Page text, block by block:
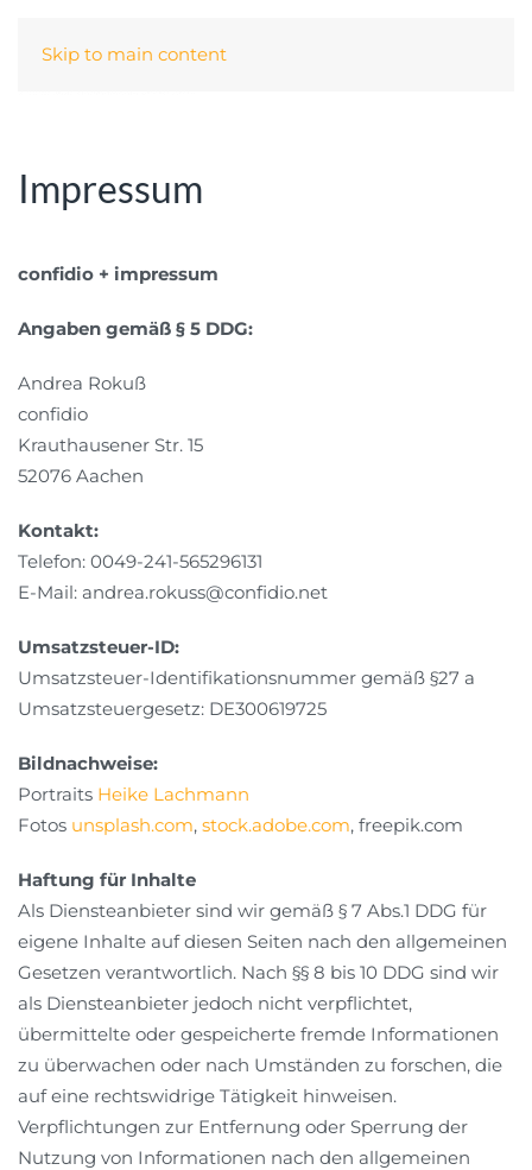
Skip to main content
Impressum
confidio + impressum
Angaben gemäß § 5 DDG:
Andrea Rokuß
confidio
Krauthausener Str. 15
52076 Aachen
Kontakt:
Telefon: 0049-241-565296131
E-Mail: andrea.rokuss@confidio.net
Umsatzsteuer-ID:
Umsatzsteuer-Identifikationsnummer gemäß §27 a
Umsatzsteuergesetz: DE300619725
Bildnachweise:
Portraits Heike Lachmann
Fotos unsplash.com, stock.adobe.com, freepik.com
Haftung für Inhalte
Als Diensteanbieter sind wir gemäß § 7 Abs.1 DDG für
eigene Inhalte auf diesen Seiten nach den allgemeinen
Gesetzen verantwortlich. Nach §§ 8 bis 10 DDG sind wir
als Diensteanbieter jedoch nicht verpflichtet,
übermittelte oder gespeicherte fremde Informationen
zu überwachen oder nach Umständen zu forschen, die
auf eine rechtswidrige Tätigkeit hinweisen.
Verpflichtungen zur Entfernung oder Sperrung der
Nutzung von Informationen nach den allgemeinen